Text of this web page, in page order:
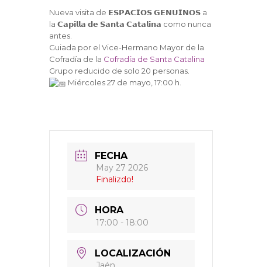
Nueva visita de 𝗘𝗦𝗣𝗔𝗖𝗜𝗢𝗦 𝗚𝗘𝗡𝗨𝗜𝗡𝗢𝗦 a
la 𝗖𝗮𝗽𝗶𝗹𝗹𝗮 𝗱𝗲 𝗦𝗮𝗻𝘁𝗮 𝗖𝗮𝘁𝗮𝗹𝗶𝗻𝗮 como nunca
antes.
Guiada por el Vice-Hermano Mayor de la
Cofradía de la Cofradía de Santa Catalina
Grupo reducido de solo 20 personas.
Miércoles 27 de mayo, 17:00 h.
FECHA
May 27 2026
Finalizdo!
HORA
17:00 - 18:00
LOCALIZACIÓN